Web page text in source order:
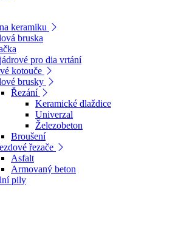
keramiku
bruska
pro dia vrtání
kotouče
brusky
Řezání
Keramické dlaždice
Univerzal
Železobeton
Broušení
řezače
Asfalt
Armovaný beton
pily